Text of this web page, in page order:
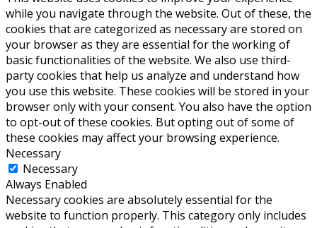
while you navigate through the website. Out of these, the
cookies that are categorized as necessary are stored on
your browser as they are essential for the working of
basic functionalities of the website. We also use third-
party cookies that help us analyze and understand how
you use this website. These cookies will be stored in your
browser only with your consent. You also have the option
to opt-out of these cookies. But opting out of some of
these cookies may affect your browsing experience.
Necessary
Necessary
Always Enabled
Necessary cookies are absolutely essential for the
website to function properly. This category only includes